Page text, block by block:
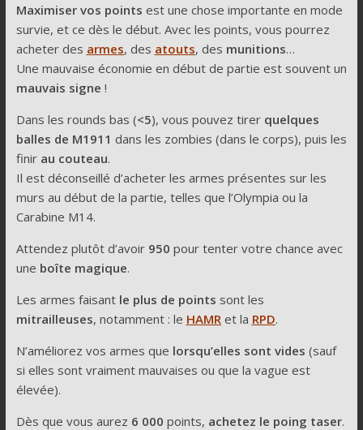
Maximiser vos points est une chose importante en mode
survie, et ce dès le début. Avec les points, vous pourrez
acheter des armes, des atouts, des munitions…
Une mauvaise économie en début de partie est souvent un
mauvais signe !
Dans les rounds bas (<5), vous pouvez tirer quelques
balles de M1911 dans les zombies (dans le corps), puis les
finir au couteau.
Il est déconseillé d’acheter les armes présentes sur les
murs au début de la partie, telles que l’Olympia ou la
Carabine M14.
Attendez plutôt d’avoir 950 pour tenter votre chance avec
une boîte magique.
Les armes faisant le plus de points sont les
mitrailleuses, notamment : le HAMR et la RPD.
N’améliorez vos armes que lorsqu’elles sont vides (sauf
si elles sont vraiment mauvaises ou que la vague est
élevée).
Dès que vous aurez 6 000 points, achetez le poing taser.